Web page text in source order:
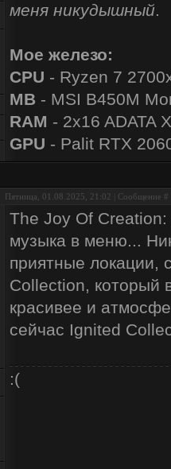
меня никудышный.
Мое железо:
CPU - Ryzen 7
MB - MSI B450M
RAM - 2x16 ADATA
GPU - Palit RTX
Пятница, 01.08.2025, 21:02 | Сообщение #
The Joy Of
музыка в меню...
приятные локации,
Collection, который
красивее и
сейчас Ignited
:(